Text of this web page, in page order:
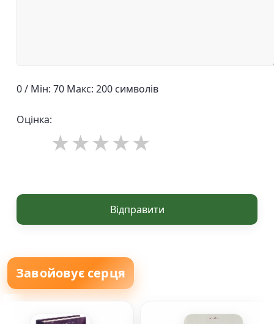
0 / Мін: 70 Макс: 200 символів
Оцінка:
Відправити
Завойовує серця